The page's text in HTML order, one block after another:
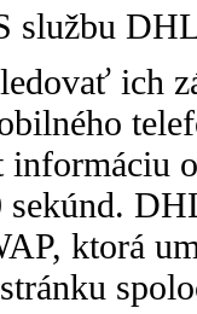
službu
ich
informáciu
sekúnd.
ktorá